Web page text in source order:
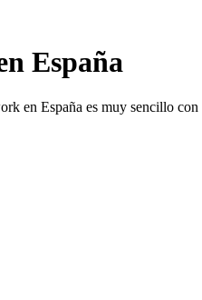
España
en España es muy sencillo